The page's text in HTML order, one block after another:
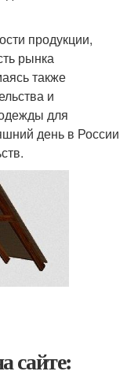
продукции,
рынка
также
и
для
день в России
сайте: